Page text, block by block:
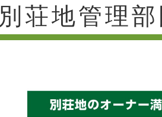
別荘地管理